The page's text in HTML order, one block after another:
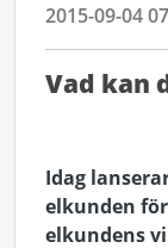
2015-09-04
Vad kan
Idag
elkunden
elkundens